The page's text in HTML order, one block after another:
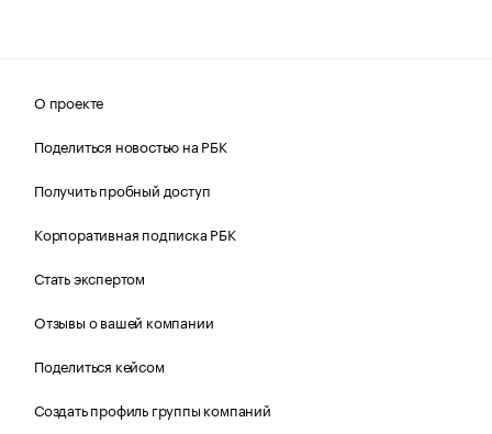
О проекте
Поделиться новостью на РБК
Получить пробный доступ
Корпоративная подписка РБК
Стать экспертом
Отзывы о вашей компании
Поделиться кейсом
Создать профиль группы компаний